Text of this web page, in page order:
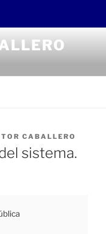
CABALLERO
sistema.